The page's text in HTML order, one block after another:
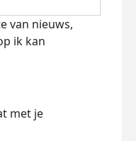
van nieuws,
ik kan
met je